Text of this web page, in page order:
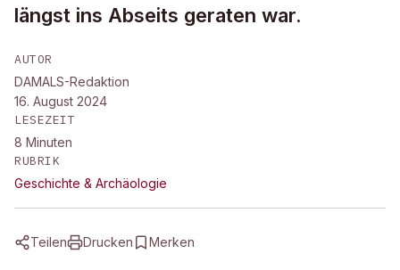
längst ins Abseits geraten war.
AUTOR
DAMALS-Redaktion
16. August 2024
LESEZEIT
8 Minuten
RUBRIK
Geschichte & Archäologie
Teilen Drucken Merken